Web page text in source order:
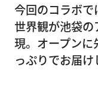
今回のコラボ
世界観が池袋
現。オープンに
っぷりでお届け